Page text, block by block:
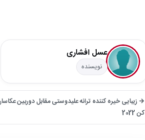
عسل افشاری
نویسنده
→ زیبایی خیره کننده ترانه علیدوستی مقابل دوربین
کن 2022